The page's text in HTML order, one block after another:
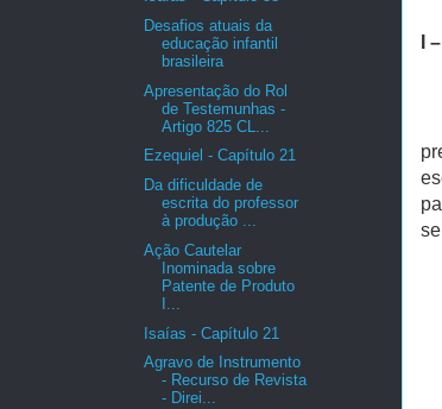
I
Desafios atuais da
educação infantil
brasileira
Apresentação do Rol
de Testemunhas -
Artigo 825 CL...
Ezequiel - Capítulo 21
Da dificuldade de
escrita do professor
à produção ...
Ação Cautelar
Inominada sobre
Patente de Produto
Isaías - Capítulo 21
Agravo de Instrumento
- Recurso de Revista
- Direi...